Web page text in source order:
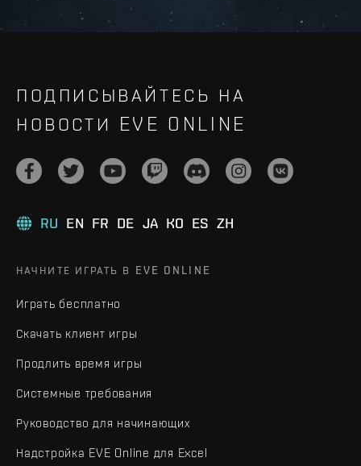
ПОДПИСЫВАЙТЕСЬ НА
НОВОСТИ EVE ONLINE
RU EN FR DE JA KO ES ZH
НАЧНИТЕ ИГРАТЬ В EVE ONLINE
Играть бесплатно
Скачать клиент игры
Продлить время игры
Системные требования
Руководство для начинающих
Надстройка EVE Online для Excel